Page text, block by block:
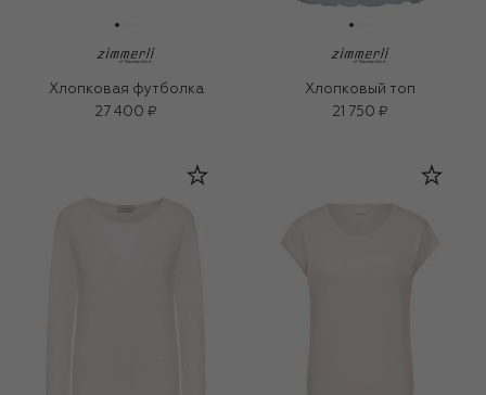
Хлопковая футболка
27 400 ₽
Хлопковый топ
21 750 ₽